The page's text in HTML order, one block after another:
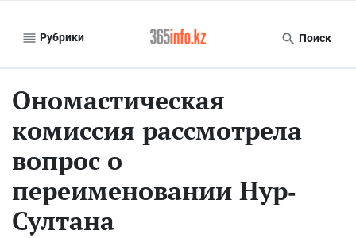
Рубрики Поиск
Ономастическая
комиссия рассмотрела
вопрос о
переименовании Нур-
Султана